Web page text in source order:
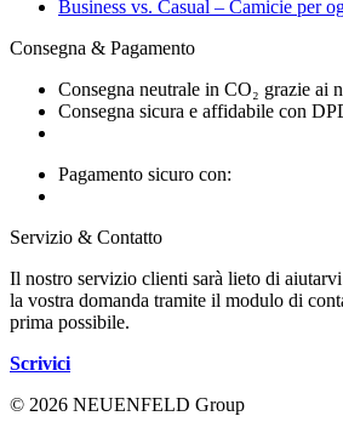
Business vs. Casual – Camicie per
Consegna & Pagamento
Consegna neutrale in CO₂ grazie ai
Consegna sicura e affidabile con
Pagamento sicuro con:
Servizio & Contatto
Il nostro servizio clienti sarà lieto di
la vostra domanda tramite il modulo di
prima possibile.
Scrivici
© 2026 NEUENFELD Group